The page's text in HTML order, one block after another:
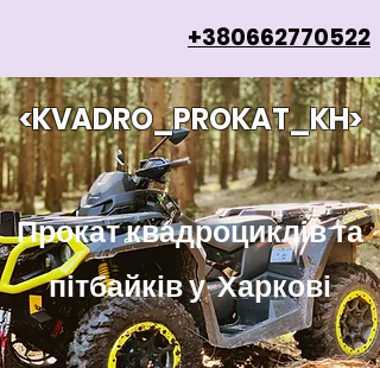
+380662770522
<KVADRO_PROKAT_KH>
Прокат квадроциклів та
пітбайків у Харкові